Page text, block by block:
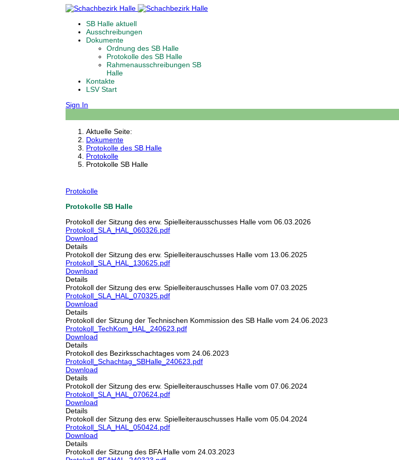
SB Halle aktuell
Ausschreibungen
Dokumente
Ordnung des SB Halle
Protokolle des SB Halle
Rahmenausschreibungen SB
Halle
Kontakte
LSV Start
Sign In
Aktuelle Seite:
Dokumente
Protokolle des SB Halle
Protokolle
Protokolle SB Halle
Protokolle
Protokolle SB Halle
Protokoll der Sitzung des erw. Spielleiterausschusses Halle vom 06.03.2026
Protokoll_SLA_HAL_060326.pdf
Download
Details
Protokoll der Sitzung des erw. Spielleiterauschusses Halle vom 13.06.2025
Protokoll_SLA_HAL_130625.pdf
Download
Details
Protokoll der Sitzung des erw. Spielleiterauschusses Halle vom 07.03.2025
Protokoll_SLA_HAL_070325.pdf
Download
Details
Protokoll der Sitzung der Technischen Kommission des SB Halle vom 24.06.2023
Protokoll_TechKom_HAL_240623.pdf
Download
Details
Protokoll des Bezirksschachtages vom 24.06.2023
Protokoll_Schachtag_SBHalle_240623.pdf
Download
Details
Protokoll der Sitzung des erw. Spielleiterauschusses Halle vom 07.06.2024
Protokoll_SLA_HAL_070624.pdf
Download
Details
Protokoll der Sitzung des erw. Spielleiterauschusses Halle vom 05.04.2024
Protokoll_SLA_HAL_050424.pdf
Download
Details
Protokoll der Sitzung des BFA Halle vom 24.03.2023